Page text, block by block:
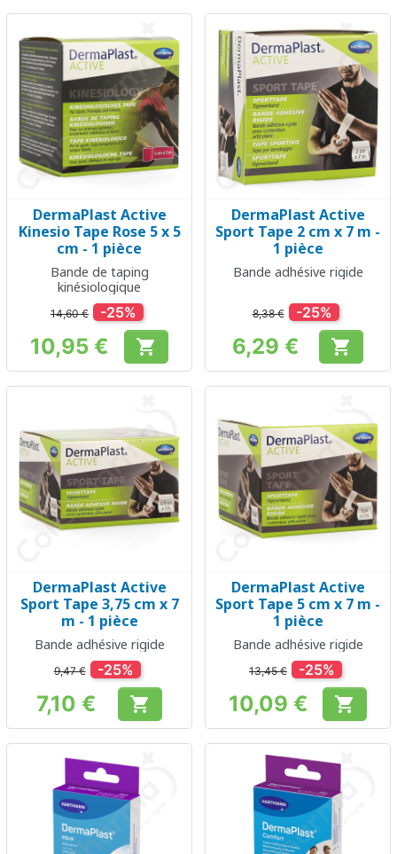
DermaPlast Active
Kinesio Tape Rose 5 x 5
cm - 1 pièce
Bande de taping
kinésiologique
14,60 € -25%
Prix
10,95 € 
DermaPlast Active
Sport Tape 2 cm x 7 m -
1 pièce
Bande adhésive rigide
8,38 € -25%
Prix
6,29 € 
DermaPlast Active
Sport Tape 3,75 cm x 7
m - 1 pièce
Bande adhésive rigide
9,47 € -25%
Prix
7,10 € 
DermaPlast Active
Sport Tape 5 cm x 7 m -
1 pièce
Bande adhésive rigide
13,45 € -25%
Prix
10,09 € 